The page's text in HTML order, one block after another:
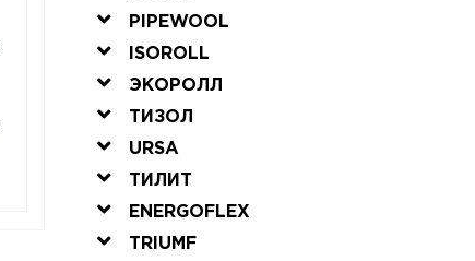
PIPEWOOL
ISOROLL
ЭКОРОЛЛ
ТИЗОЛ
URSA
ТИЛИТ
ENERGOFLEX
TRIUMF